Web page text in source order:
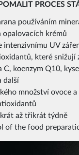
PROCES
používáním
opalovacích krémů
intenzivnímu UV
které snižují
C, koenzym Q10,
další
množství ovoce a
až třikrát týdně
of the food